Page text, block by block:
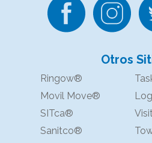
Otros
Ringow®
Movil Move®
SITca®
Sanitco®